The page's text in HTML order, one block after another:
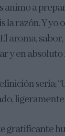
animo a
la razón. Y yo
aroma,
y en
sería;
gratificante